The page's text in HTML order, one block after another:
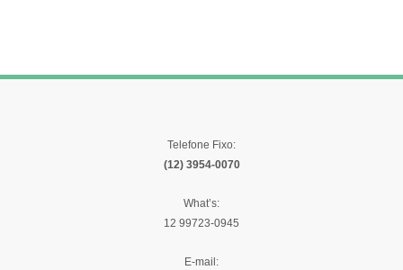
Telefone Fixo:
(12) 3954-0070
What’s:
12 99723-0945
E-mail: